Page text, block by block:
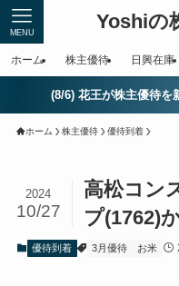
Yoshiの
MENU
ホーム 株主優待 日興在庫
(8/6) 花王が株主優待を
ホーム 株主優待 優待到着
高松コン
プ(1762)
2024
10/27
優待到着 3月優待 お米